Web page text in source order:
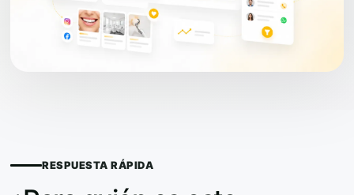
RESPUESTA RÁPIDA